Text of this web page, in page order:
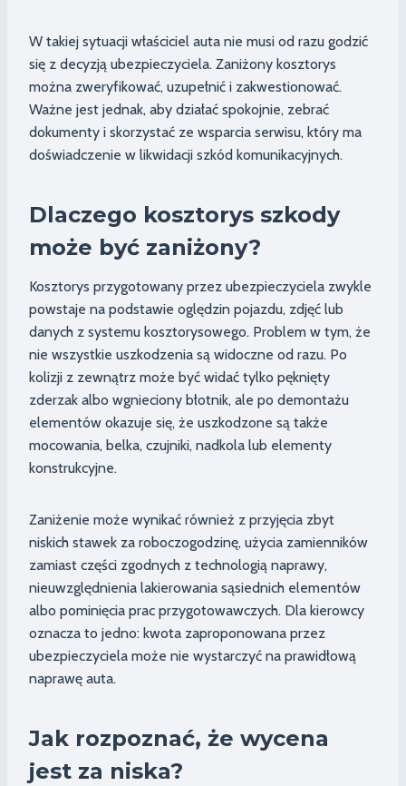
W takiej sytuacji właściciel auta nie musi od razu godzić
się z decyzją ubezpieczyciela. Zaniżony kosztorys
można zweryfikować, uzupełnić i zakwestionować.
Ważne jest jednak, aby działać spokojnie, zebrać
dokumenty i skorzystać ze wsparcia serwisu, który ma
doświadczenie w likwidacji szkód komunikacyjnych.
Dlaczego kosztorys szkody
może być zaniżony?
Kosztorys przygotowany przez ubezpieczyciela zwykle
powstaje na podstawie oględzin pojazdu, zdjęć lub
danych z systemu kosztorysowego. Problem w tym, że
nie wszystkie uszkodzenia są widoczne od razu. Po
kolizji z zewnątrz może być widać tylko pęknięty
zderzak albo wgnieciony błotnik, ale po demontażu
elementów okazuje się, że uszkodzone są także
mocowania, belka, czujniki, nadkola lub elementy
konstrukcyjne.
Zaniżenie może wynikać również z przyjęcia zbyt
niskich stawek za roboczogodzinę, użycia zamienników
zamiast części zgodnych z technologią naprawy,
nieuwzględnienia lakierowania sąsiednich elementów
albo pominięcia prac przygotowawczych. Dla kierowcy
oznacza to jedno: kwota zaproponowana przez
ubezpieczyciela może nie wystarczyć na prawidłową
naprawę auta.
Jak rozpoznać, że wycena
jest za niska?